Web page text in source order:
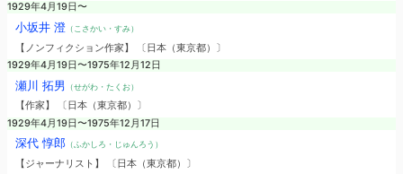
1929年4月19日〜
小坂井 澄（こさかい・すみ）
【ノンフィクション作家】 〔日本（東京都）〕
1929年4月19日〜1975年12月12日
瀬川 拓男 （せがわ・たくお）
【作家】 〔日本（東京都）〕
1929年4月19日〜1975年12月17日
深代 惇郎（ふかしろ・じゅんろう）
【ジャーナリスト】 〔日本（東京都）〕